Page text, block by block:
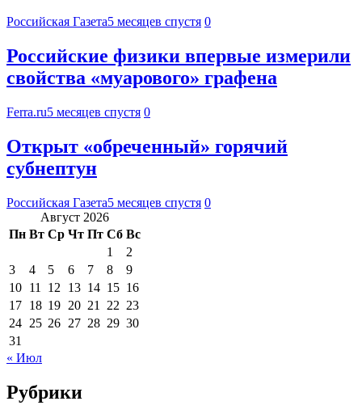
Российская Газета5 месяцев спустя 0
Российские физики впервые измерили
свойства «муарового» графена
Ferra.ru5 месяцев спустя 0
Открыт «обреченный» горячий
субнептун
Российская Газета5 месяцев спустя 0
Август 2026
Пн Вт Ср Чт Пт Сб Вс
1
2
3
4 5 6 7 8
9
10 11 12 13 14 15 16
17 18 19 20 21 22 23
24 25 26 27 28 29 30
31
« Июл
Рубрики